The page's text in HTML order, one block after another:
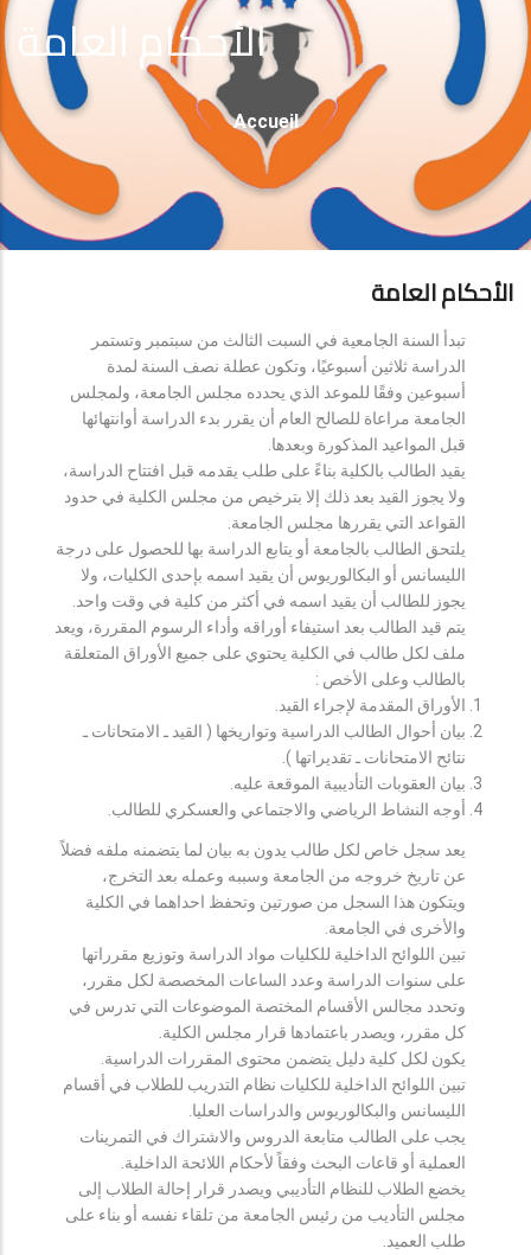
الأحكام العامة
Fil
D'Ariane
Accueil
الأحكام العامة
تبدأ السنة الجامعية في السبت الثالث من سبتمبر وتستمر
الدراسة ثلاثين أسبوعيًا، وتكون عطلة نصف السنة لمدة
أسبوعين وفقًا للموعد الذي يحدده مجلس الجامعة، ولمجلس
الجامعة مراعاة للصالح العام أن يقرر بدء الدراسة أوانتهائها
قبل المواعيد المذكورة وبعدها.
يقيد الطالب بالكلية بناءً على طلب يقدمه قبل افتتاح الدراسة،
ولا يجوز القيد بعد ذلك إلا بترخيص من مجلس الكلية في حدود
القواعد التي يقررها مجلس الجامعة.
يلتحق الطالب بالجامعة أو يتابع الدراسة بها للحصول على درجة
الليسانس أو البكالوريوس أن يقيد اسمه بإحدى الكليات، ولا
يجوز للطالب أن يقيد اسمه في أكثر من كلية في وقت واحد.
يتم قيد الطالب بعد استيفاء أوراقه وأداء الرسوم المقررة، ويعد
ملف لكل طالب في الكلية يحتوي على جميع الأوراق المتعلقة
بالطالب وعلى الأخص :
الأوراق المقدمة لإجراء القيد.
بيان أحوال الطالب الدراسية وتواريخها ( القيد ـ الامتحانات ـ
نتائح الامتحانات ـ تقديراتها ).
بيان العقوبات التأديبية الموقعة عليه.
أوجه النشاط الرياضي والاجتماعي والعسكري للطالب.
يعد سجل خاص لكل طالب يدون به بيان لما يتضمنه ملفه فضلاً
عن تاريخ خروجه من الجامعة وسببه وعمله بعد التخرج،
ويتكون هذا السجل من صورتين وتحفظ احداهما في الكلية
والأخرى في الجامعة.
تبين اللوائح الداخلية للكليات مواد الدراسة وتوزيع مقرراتها
على سنوات الدراسة وعدد الساعات المخصصة لكل مقرر،
وتحدد مجالس الأقسام المختصة الموضوعات التي تدرس في
كل مقرر، ويصدر باعتمادها قرار مجلس الكلية.
يكون لكل كلية دليل يتضمن محتوى المقررات الدراسية.
تبين اللوائح الداخلية للكليات نظام التدريب للطلاب في أقسام
الليسانس والبكالوريوس والدراسات العليا.
يجب على الطالب متابعة الدروس والاشتراك في التمرينات
العملية أو قاعات البحث وفقاً لأحكام اللائحة الداخلية.
يخضع الطلاب للنظام التأديبي ويصدر قرار إحالة الطلاب إلى
مجلس التأديب من رئيس الجامعة من تلقاء نفسه أو بناء على
طلب العميد.